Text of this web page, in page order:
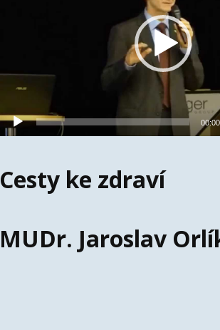
00:00
Cesty ke zdraví
MUDr. Jaroslav